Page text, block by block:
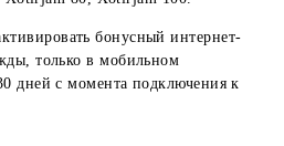
на тарифные планы
Xotirjam 80, Xotirjam 100.